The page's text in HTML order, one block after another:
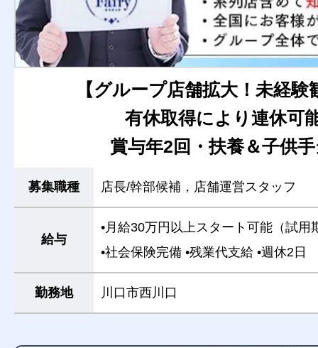
【グループ店舗拡大！未経
有休取得により連休可
賞与年2回・扶養＆子供
募集職種 店長/幹部候補，店舗運営スタッフ
給与
•月給30万円以上スタート可能（試用
•社会保険完備 •残業代支給 •週休2日
勤務地 川口市西川口